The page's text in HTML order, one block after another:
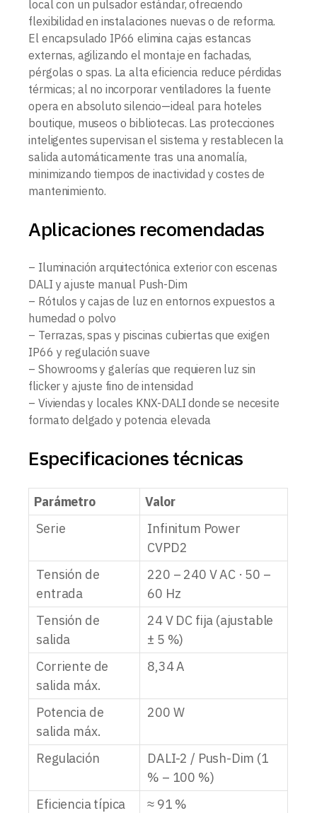
local con un pulsador estándar, ofreciendo
flexibilidad en instalaciones nuevas o de reforma.
El encapsulado IP66 elimina cajas estancas
externas, agilizando el montaje en fachadas,
pérgolas o spas. La alta eficiencia reduce pérdidas
térmicas; al no incorporar ventiladores la fuente
opera en absoluto silencio—ideal para hoteles
boutique, museos o bibliotecas. Las protecciones
inteligentes supervisan el sistema y restablecen la
salida automáticamente tras una anomalía,
minimizando tiempos de inactividad y costes de
mantenimiento.
Aplicaciones recomendadas
– Iluminación arquitectónica exterior con escenas
DALI y ajuste manual Push-Dim
– Rótulos y cajas de luz en entornos expuestos a
humedad o polvo
– Terrazas, spas y piscinas cubiertas que exigen
IP66 y regulación suave
– Showrooms y galerías que requieren luz sin
flicker y ajuste fino de intensidad
– Viviendas y locales KNX-DALI donde se necesite
formato delgado y potencia elevada
Especificaciones técnicas
Parámetro
Valor
Serie
Infinitum Power
CVPD2
Tensión de
entrada
220 – 240 V AC · 50 –
60 Hz
Tensión de
salida
24 V DC fija (ajustable
± 5 %)
Corriente de
salida máx.
8,34 A
Potencia de
salida máx.
200 W
Regulación
DALI-2 / Push-Dim (1
% – 100 %)
Eficiencia típica
≈ 91 %